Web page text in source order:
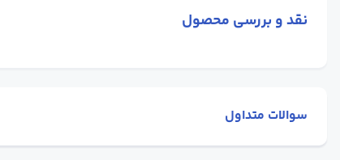
نقد و بررسی محصول
سوالات متداول